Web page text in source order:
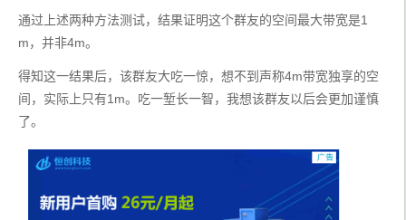
通过上述两种方法测试，结果证明这个群友的空间最大带宽是1
m，并非4m。
得知这一结果后，该群友大吃一惊，想不到声称4m带宽独享的空
间，实际上只有1m。吃一堑长一智，我想该群友以后会更加谨慎
了。